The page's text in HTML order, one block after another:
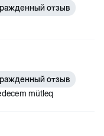
отзыв
отзыв
mütleq